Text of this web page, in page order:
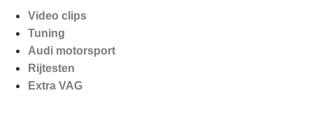
Video clips
Tuning
Audi motorsport
Rijtesten
Extra VAG